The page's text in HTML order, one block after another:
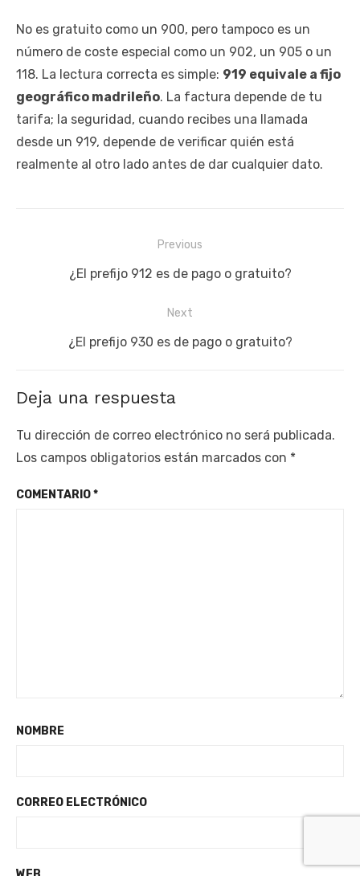
No es gratuito como un 900, pero tampoco es un
número de coste especial como un 902, un 905 o un
118. La lectura correcta es simple: 919 equivale a fijo
geográfico madrileño. La factura depende de tu
tarifa; la seguridad, cuando recibes una llamada
desde un 919, depende de verificar quién está
realmente al otro lado antes de dar cualquier dato.
Previous
Previous
¿El prefijo 912 es de pago o gratuito?
Next
Next
¿El prefijo 930 es de pago o gratuito?
Deja una respuesta
Tu dirección de correo electrónico no será publicada.
Los campos obligatorios están marcados con *
COMENTARIO*
NOMBRE
CORREO ELECTRÓNICO